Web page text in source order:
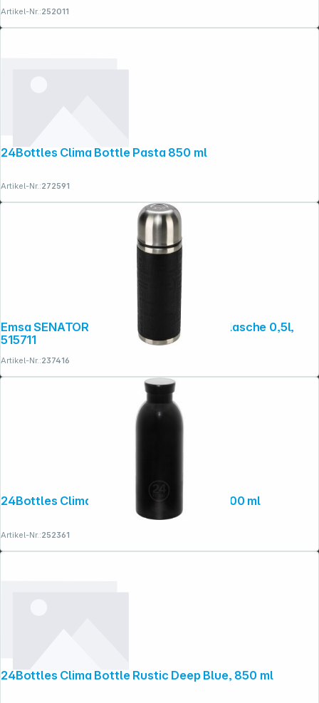
Artikel-Nr.:252011
24Bottles Clima Bottle Pasta 850 ml
Artikel-Nr.:272591
Emsa SENATOR SLEEVE schwarz Isolierflasche 0,5l,
515711
Artikel-Nr.:237416
24Bottles Clima Bottle Black Radiance 500 ml
Artikel-Nr.:252361
24Bottles Clima Bottle Rustic Deep Blue, 850 ml
Folgen Sie uns auf